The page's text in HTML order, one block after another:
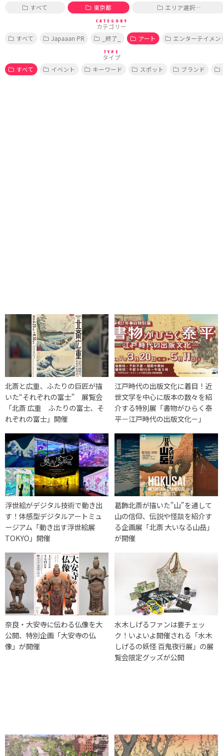
すべて
東京都 エリア選択…
CATEGORY
カテゴリー
すべて
Japaaan PR _終了_ アート エンターテイメン
TYPE
タイプ
すべて
イベント キーワード スポット ブランド
北斎と広重、ふたりの巨匠が描
いた“それぞれの富士” 展覧会
「北斎 広重 ふたりの富士、そ
れぞれの富士」開催
江戸時代の出版文化に着目！近
世文学を中心に版本の数々を紹
介する特別展「書物がひらく泰
平－江戸時代の出版文化－」
浮世絵がデジタル技術で動き出
す！体感型デジタルアートミュ
ージアム「動き出す浮世絵展
TOKYO」開催
葛飾北斎が描いた”山”を通して
山の信仰、伝説や怪談を紹介す
る企画展「北斎 大いなる山岳」
が開催
奈良・大安寺に伝わる仏像を大
公開、特別企画「大安寺の仏
像」が開催
水木しげるファンは要チェッ
ク！いよいよ開催される「水木
しげるの妖怪 百鬼夜行展」の展
覧会限定グッズが公開